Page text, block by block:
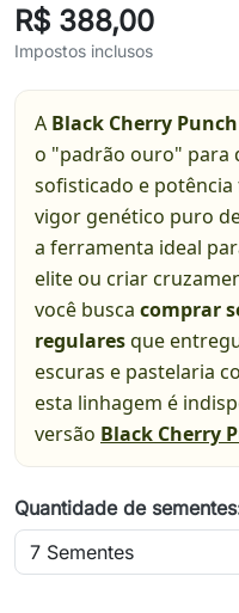
R$ 388,00
Impostos inclusos
A Black Cherry
o "padrão ouro" para
sofisticado e potência
vigor genético puro
a ferramenta ideal
elite ou criar
você busca comprar
regularesque
escuras e pastelaria
esta linhagem é
versão Black Cherry
Quantidade de